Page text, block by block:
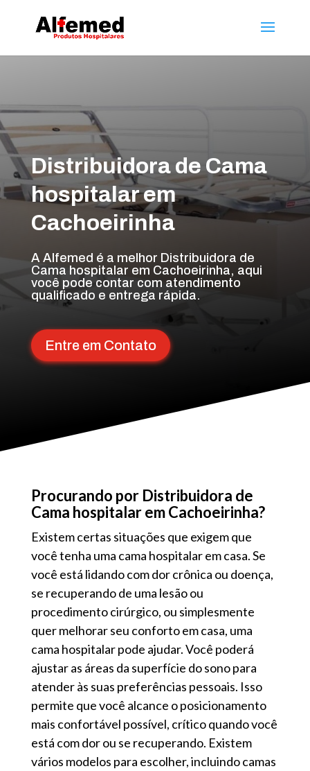
Distribuidora de Cama
hospitalar em
Cachoeirinha
A Alfemed é a melhor Distribuidora de
Cama hospitalar em Cachoeirinha, aqui
você pode contar com atendimento
qualificado e entrega rápida.
Entre em Contato
Procurando por Distribuidora de
Cama hospitalar em Cachoeirinha?
Existem certas situações que exigem que
você tenha uma cama hospitalar em casa. Se
você está lidando com dor crônica ou doença,
se recuperando de uma lesão ou
procedimento cirúrgico, ou simplesmente
quer melhorar seu conforto em casa, uma
cama hospitalar pode ajudar. Você poderá
ajustar as áreas da superfície do sono para
atender às suas preferências pessoais. Isso
permite que você alcance o posicionamento
mais confortável possível, crítico quando você
está com dor ou se recuperando. Existem
vários modelos para escolher, incluindo camas